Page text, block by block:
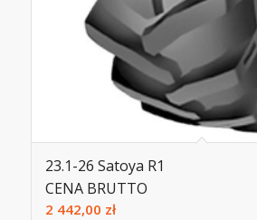
23.1-26 Satoya R1
CENA BRUTTO
2 442,00 zł